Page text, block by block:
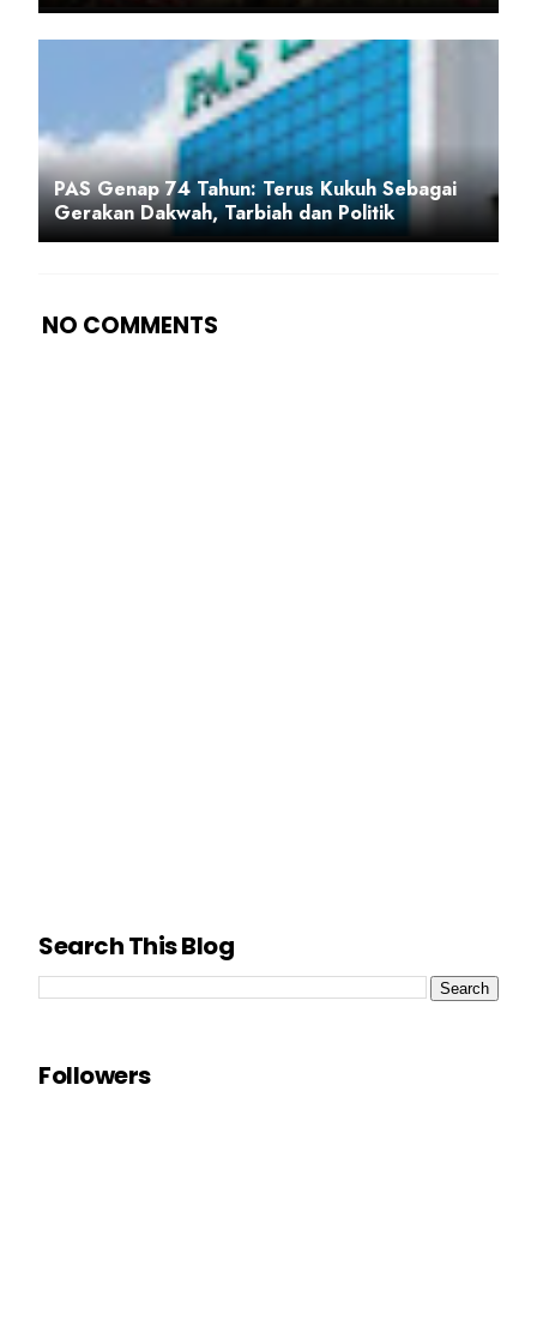
PAS Genap 74 Tahun: Terus Kukuh Sebagai
Gerakan Dakwah, Tarbiah dan Politik
NO COMMENTS
Search This Blog
Followers